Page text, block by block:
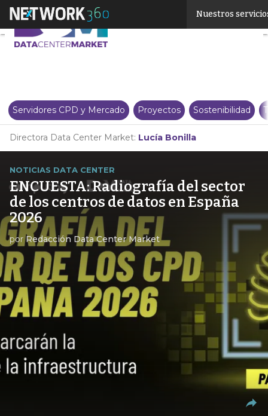
Nuestros
Servidores CPD y Mercado Proyectos Sostenibilidad
Directora Data Center Market: Lucía Bonilla
NOTICIAS DATA CENTER
ENCUESTA: Radiografía del sector
de los centros de datos en España
2026
porRedacción Data Center Market